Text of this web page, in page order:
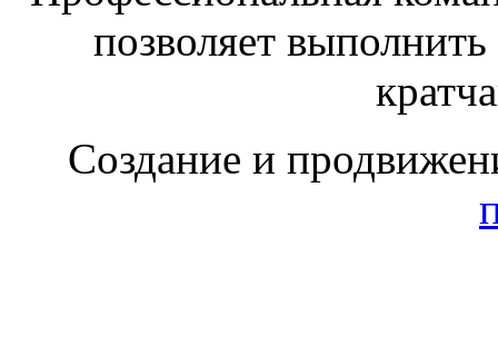
позволяет
Создание и